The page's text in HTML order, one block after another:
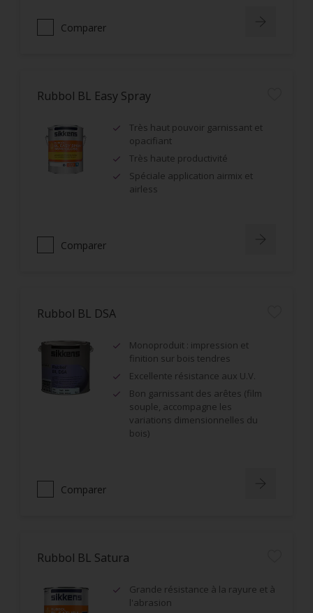
Comparer
Rubbol BL Easy Spray
Très haut pouvoir garnissant et
opacifiant
Très haute productivité
Spéciale application airmix et
airless
Comparer
Rubbol BL DSA
Monoproduit : impression et
finition sur bois tendres
Excellente résistance aux U.V.
Bon garnissant des arêtes (film
souple, accompagne les
variations dimensionnelles du
bois)
Comparer
Rubbol BL Satura
Grande résistance à la rayure et à
l'abrasion